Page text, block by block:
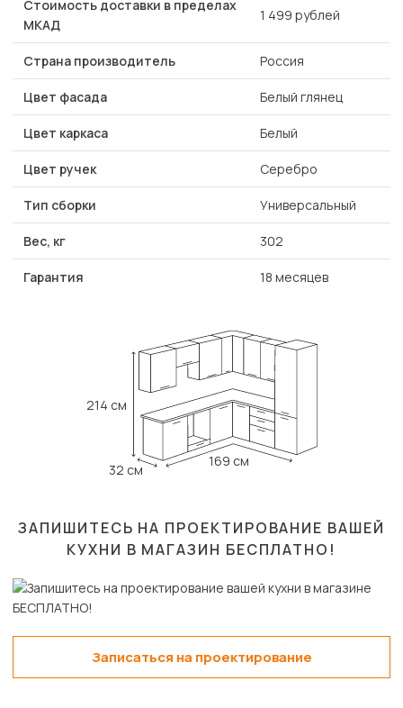
Стоимость доставки в пределах
МКАД
1 499 рублей
Страна производитель Россия
Цвет фасада Белый глянец
Цвет каркаса Белый
Цвет ручек Серебро
Тип сборки Универсальный
Вес, кг 302
Гарантия 18 месяцев
169 см
214 см
32 см
ЗАПИШИТЕСЬ НА ПРОЕКТИРОВАНИЕ ВАШЕЙ
КУХНИ В МАГАЗИН БЕСПЛАТНО!
Записаться на проектирование